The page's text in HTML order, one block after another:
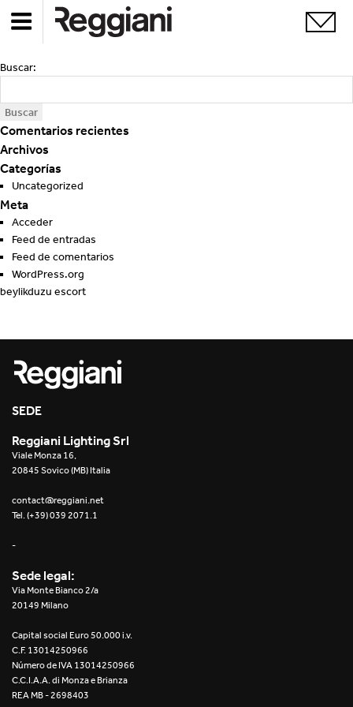
Buscar:
Comentarios recientes
Archivos
Categorías
Uncategorized
Meta
Acceder
Feed de entradas
Feed de comentarios
WordPress.org
beylikduzu escort
SEDE
Reggiani Lighting Srl
Viale Monza 16,
20845 Sovico (MB) Italia
contact@reggiani.net
Tel. (+39) 039 2071.1
-
Sede legal:
Via Monte Bianco 2/a
20149 Milano
Capital social Euro 50.000 i.v.
C.F. 13014250966
Número de IVA 13014250966
C.C.I.A.A. di Monza e Brianza
REA MB - 2698403